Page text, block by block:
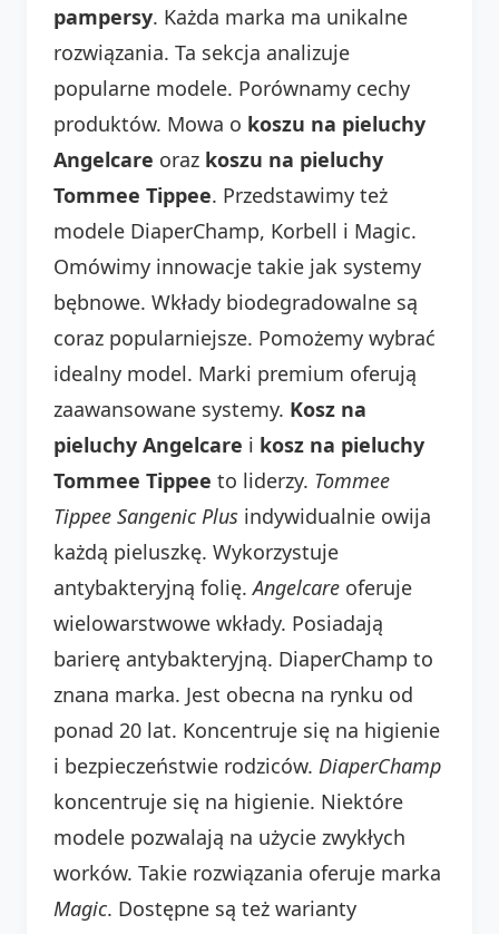
pampersy. Każda marka ma unikalne
rozwiązania. Ta sekcja analizuje
popularne modele. Porównamy cechy
produktów. Mowa o koszu na pieluchy
Angelcare oraz koszu na pieluchy
Tommee Tippee. Przedstawimy też
modele DiaperChamp, Korbell i Magic.
Omówimy innowacje takie jak systemy
bębnowe. Wkłady biodegradowalne są
coraz popularniejsze. Pomożemy wybrać
idealny model. Marki premium oferują
zaawansowane systemy. Kosz na
pieluchy Angelcare i kosz na pieluchy
Tommee Tippee to liderzy. Tommee
Tippee Sangenic Plus indywidualnie owija
każdą pieluszkę. Wykorzystuje
antybakteryjną folię.Angelcare oferuje
wielowarstwowe wkłady. Posiadają
barierę antybakteryjną. DiaperChamp to
znana marka. Jest obecna na rynku od
ponad 20 lat. Koncentruje się na higienie
i bezpieczeństwie rodziców. DiaperChamp
koncentruje się na higienie. Niektóre
modele pozwalają na użycie zwykłych
worków. Takie rozwiązania oferuje marka
Magic. Dostępne są też warianty